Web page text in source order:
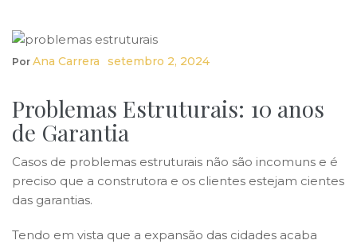
Por Ana Carrera Setembro 2, 2024
Problemas Estruturais: 10 anos
de Garantia
Casos de problemas estruturais não são incomuns e é
preciso que a construtora e os clientes estejam cientes
das garantias.
Tendo em vista que a expansão das cidades acaba